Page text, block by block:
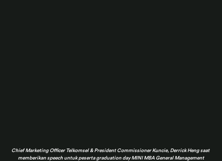
Chief Marketing Officer Telkomsel & President Commissioner Kuncie, Derrick Heng saat
memberikan speech untuk peserta graduation day MINI MBA General Management